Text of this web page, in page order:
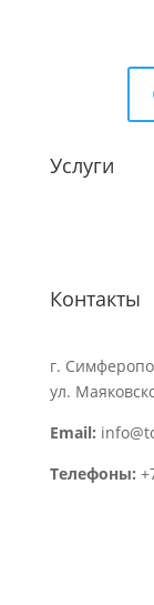
Услуги
Контакты
г.
ул.
Email:
Телефоны: